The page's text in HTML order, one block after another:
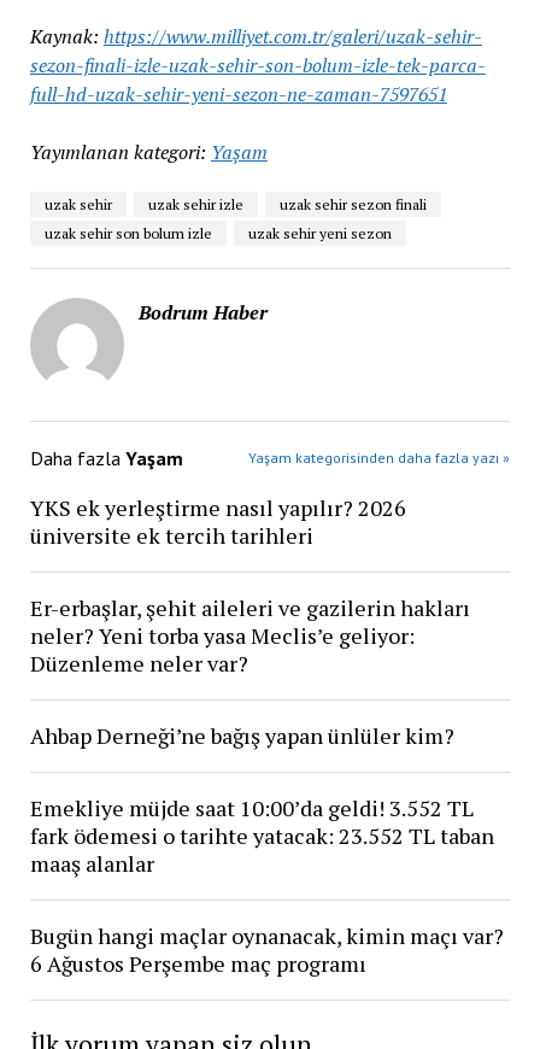
Kaynak: https://www.milliyet.com.tr/galeri/uzak-sehir-
sezon-finali-izle-uzak-sehir-son-bolum-izle-tek-parca-
full-hd-uzak-sehir-yeni-sezon-ne-zaman-7597651
Yayımlanan kategori: Yaşam
uzak sehir uzak sehir izle
uzak sehir sezon finali
uzak sehir son bolum izle
uzak sehir yeni sezon
Bodrum Haber
Daha fazla Yaşam Yaşam kategorisinden daha fazla yazı »
YKS ek yerleştirme nasıl yapılır? 2026
üniversite ek tercih tarihleri
Er-erbaşlar, şehit aileleri ve gazilerin hakları
neler? Yeni torba yasa Meclis’e geliyor:
Düzenleme neler var?
Ahbap Derneği’ne bağış yapan ünlüler kim?
Emekliye müjde saat 10:00’da geldi! 3.552 TL
fark ödemesi o tarihte yatacak: 23.552 TL taban
maaş alanlar
Bugün hangi maçlar oynanacak, kimin maçı var?
6 Ağustos Perşembe maç programı